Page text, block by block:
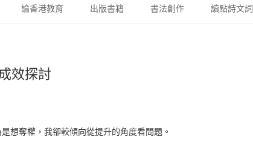
論香港教育 出版書籍 書法創作 讀點詩文詞
效探討
想奪權，我卻較傾向從提升的角度看問題。